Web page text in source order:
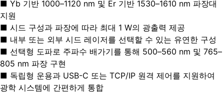
■ Yb 기반 1000–1120 nm 및 Er 기반 1530–1610 nm 파장대
지원
■ 시드 구성과 파장에 따라 최대 1 W의 광출력 제공
■ 내부 또는 외부 시드 레이저를 선택할 수 있는 유연한 구성
■ 선택형 도파로 주파수 배가기를 통해 500–560 nm 및 765–
805 nm 파장 구현
■ 독립형 운용과 USB-C 또는 TCP/IP 원격 제어를 지원하여
광학 시스템에 간편하게 통합